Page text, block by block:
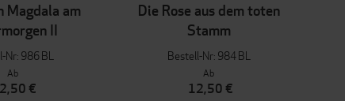
Magdala am
II
Nr: 986 BL
Ab
€
Die Rose aus dem toten
Stamm
Bestell-Nr: 984 BL
Ab
12,50 €